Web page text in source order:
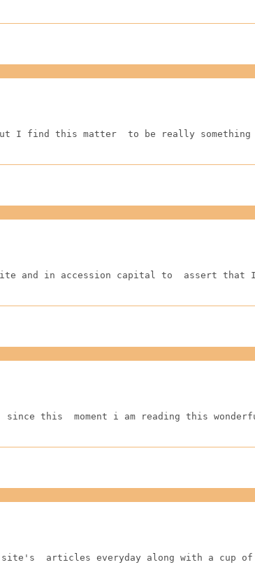
I find this matter  to be really
and in accession capital to  assert
this  moment i am reading this
articles everyday along with a cup